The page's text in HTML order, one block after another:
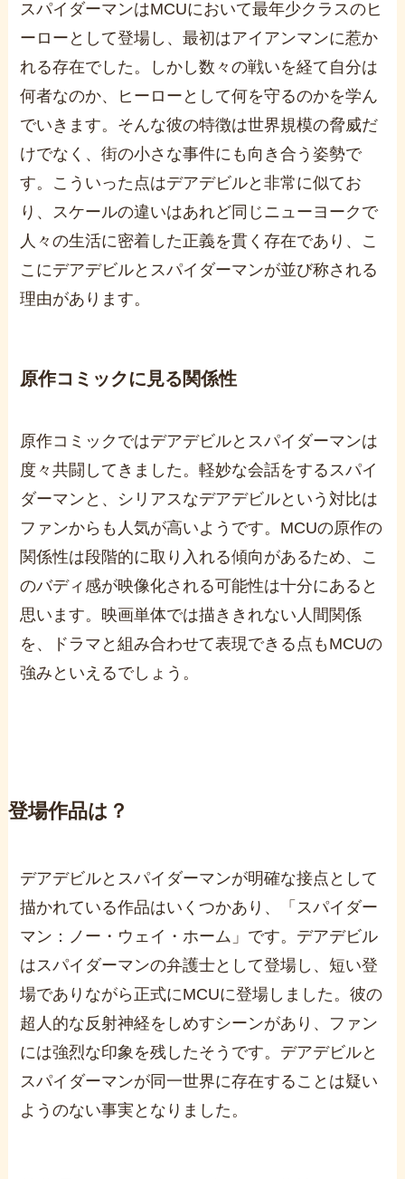
スパイダーマンはMCUにおいて最年少クラスのヒ
ーローとして登場し、最初はアイアンマンに惹か
れる存在でした。しかし数々の戦いを経て自分は
何者なのか、ヒーローとして何を守るのかを学ん
でいきます。そんな彼の特徴は世界規模の脅威だ
けでなく、街の小さな事件にも向き合う姿勢で
す。こういった点はデアデビルと非常に似てお
り、スケールの違いはあれど同じニューヨークで
人々の生活に密着した正義を貫く存在であり、こ
こにデアデビルとスパイダーマンが並び称される
理由があります。
原作コミックに見る関係性
原作コミックではデアデビルとスパイダーマンは
度々共闘してきました。軽妙な会話をするスパイ
ダーマンと、シリアスなデアデビルという対比は
ファンからも人気が高いようです。MCUの原作の
関係性は段階的に取り入れる傾向があるため、こ
のバディ感が映像化される可能性は十分にあると
思います。映画単体では描ききれない人間関係
を、ドラマと組み合わせて表現できる点もMCUの
強みといえるでしょう。
登場作品は？
デアデビルとスパイダーマンが明確な接点として
描かれている作品はいくつかあり、「スパイダー
マン：ノー・ウェイ・ホーム」です。デアデビル
はスパイダーマンの弁護士として登場し、短い登
場でありながら正式にMCUに登場しました。彼の
超人的な反射神経をしめすシーンがあり、ファン
には強烈な印象を残したそうです。デアデビルと
スパイダーマンが同一世界に存在することは疑い
ようのない事実となりました。